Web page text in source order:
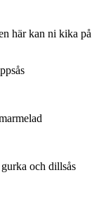
här kan ni kika på
och dillsås